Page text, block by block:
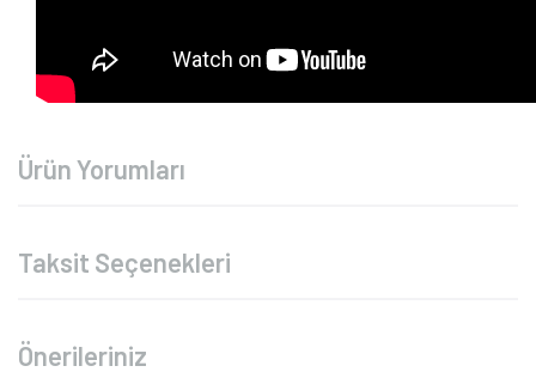
Ürün Yorumları
Taksit Seçenekleri
Önerileriniz